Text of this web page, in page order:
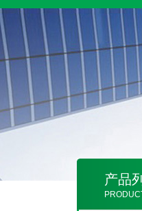
产品